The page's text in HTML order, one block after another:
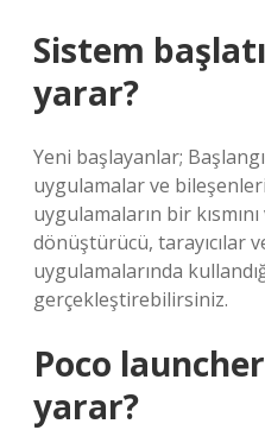
Sistem
yarar?
Yeni başlayanlar;
uygulamalar ve
uygulamaların bir
dönüştürücü, tarayıcılar
uygulamalarında
gerçekleştirebilirsiniz.
Poco
yarar?